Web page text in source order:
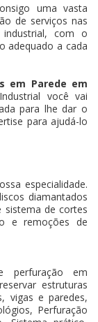
uma vasta
de serviços nas
com o
adequado a cada
em Parede em
você vai
para lhe dar o
para ajudá-lo
especialidade.
diamantados
sistema de cortes
e remoções de
perfuração em
estruturas
vigas e paredes,
Perfuração